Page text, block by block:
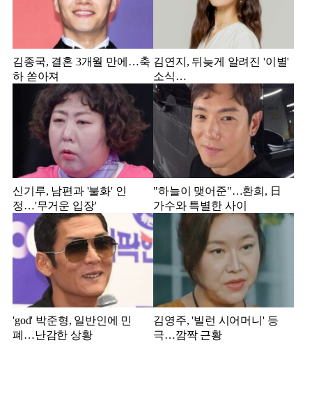
김종국, 결혼 3개월 만에…축
하 쏟아져
김연지, 뒤늦게 알려진 '이별'
소식…
신기루, 남편과 '불화' 인
정…'무거운 입장'
"하늘이 맺어준"…환희, 日
가수와 특별한 사이
'god' 박준형, 일반인에 민
폐…난감한 상황
김영주, '빌런 시어머니' 등
극…깜짝 근황